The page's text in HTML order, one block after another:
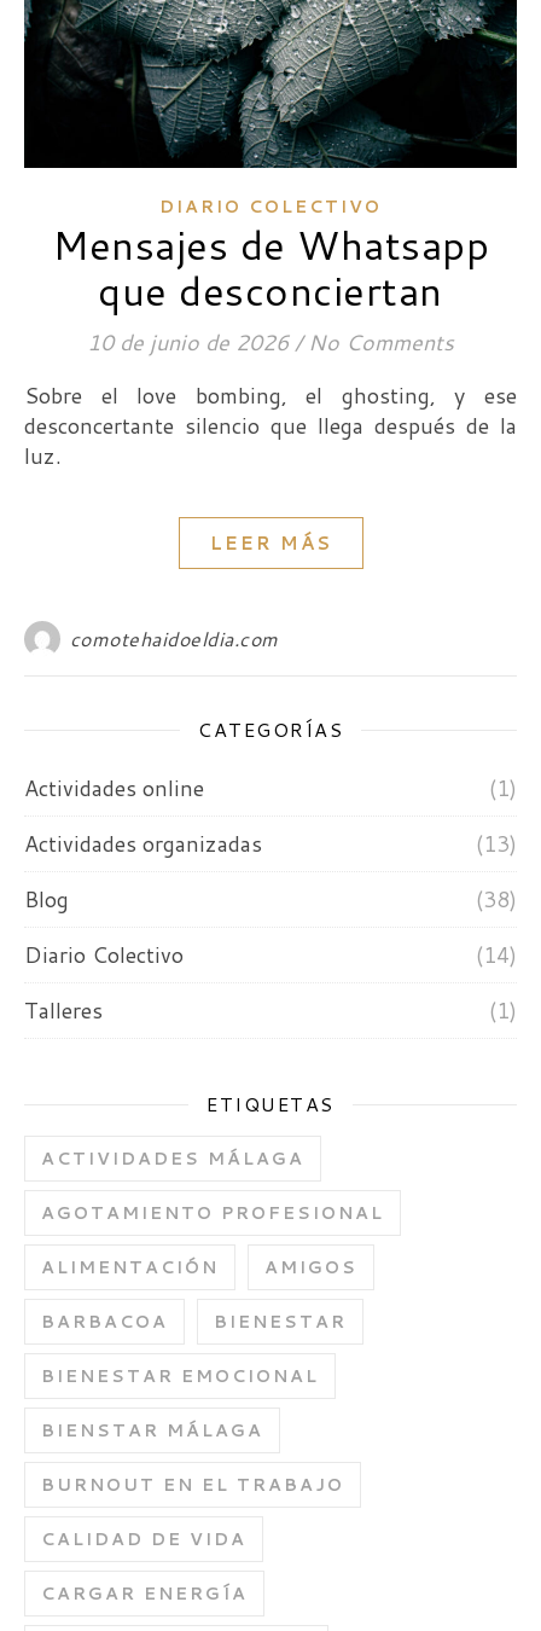
DIARIO COLECTIVO
Mensajes de Whatsapp
que desconciertan
10 de junio de 2026 / No Comments
Sobre el love bombing, el ghosting, y ese
desconcertante silencio que llega después de la
luz.
LEER MÁS
comotehaidoeldia.com
CATEGORÍAS
Actividades online
(1)
Actividades organizadas
(13)
Blog
(38)
Diario Colectivo
(14)
Talleres
(1)
ETIQUETAS
ACTIVIDADES MÁLAGA
AGOTAMIENTO PROFESIONAL
ALIMENTACIÓN AMIGOS
BARBACOA BIENESTAR
BIENESTAR EMOCIONAL
BIENSTAR MÁLAGA
BURNOUT EN EL TRABAJO
CALIDAD DE VIDA
CARGAR ENERGÍA